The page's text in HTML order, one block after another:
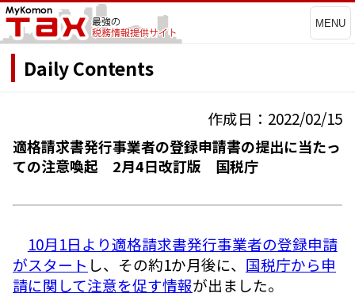
MENU
Daily Contents
作成日：2022/02/15
適格請求書発行事業者の登録申請書の提出に当たっ
ての注意喚起 2月4日改訂版 国税庁
10月1日より適格請求書発行事業者の登録申請
がスタート し、その約1か月後に、 国税庁から申
請に関して注意を促す情報が出ました。